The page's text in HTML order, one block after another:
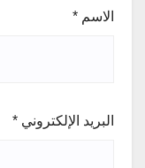
الاسم *
البريد الإلكتروني *